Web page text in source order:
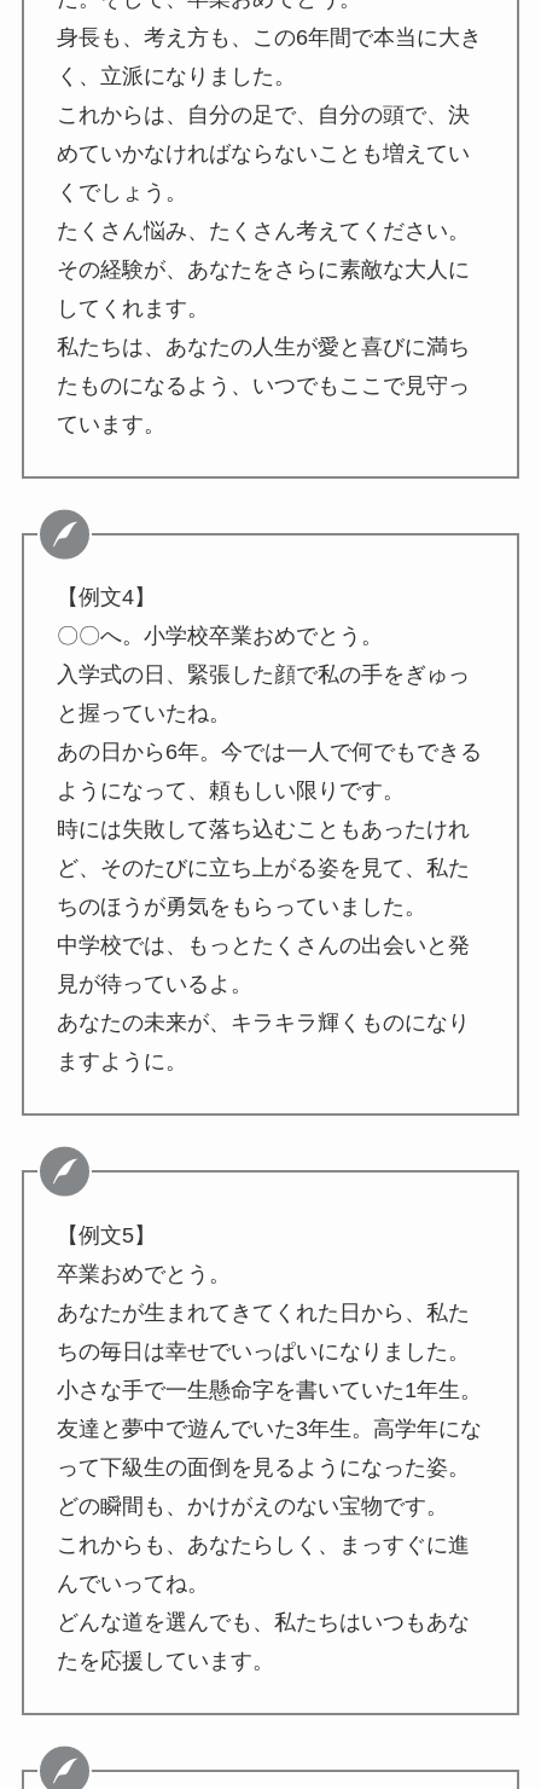
身長も、考え方も、この6年間で本当に大き
く、立派になりました。
これからは、自分の足で、自分の頭で、決
めていかなければならないことも増えてい
くでしょう。
たくさん悩み、たくさん考えてください。
その経験が、あなたをさらに素敵な大人に
してくれます。
私たちは、あなたの人生が愛と喜びに満ち
たものになるよう、いつでもここで見守っ
ています。
【例文4】
〇〇へ。小学校卒業おめでとう。
入学式の日、緊張した顔で私の手をぎゅっ
と握っていたね。
あの日から6年。今では一人で何でもできる
ようになって、頼もしい限りです。
時には失敗して落ち込むこともあったけれ
ど、そのたびに立ち上がる姿を見て、私た
ちのほうが勇気をもらっていました。
中学校では、もっとたくさんの出会いと発
見が待っているよ。
あなたの未来が、キラキラ輝くものになり
ますように。
【例文5】
卒業おめでとう。
あなたが生まれてきてくれた日から、私た
ちの毎日は幸せでいっぱいになりました。
小さな手で一生懸命字を書いていた1年生。
友達と夢中で遊んでいた3年生。高学年にな
って下級生の面倒を見るようになった姿。
どの瞬間も、かけがえのない宝物です。
これからも、あなたらしく、まっすぐに進
んでいってね。
どんな道を選んでも、私たちはいつもあな
たを応援しています。